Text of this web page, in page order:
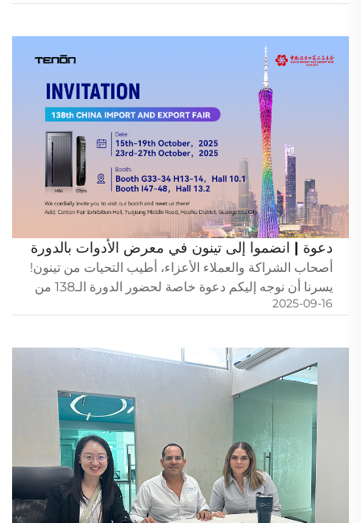
دعوة | انضموا إلى تينون في معرض الأدوات بالدورة
138 من معرض كانتون
أصحاب الشراكة والعملاء الأعزاء، أطيب التحيات من تينون!
يسرنا أن نوجه إليكم دعوة خاصة لحضور الدورة الـ138 من
معرض الصين للواردات والصادرات (معرض كانتون). سيكون
الحدث معكم...
2025-09-16